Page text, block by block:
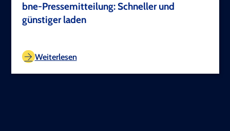
bne-Pressemitteilung: Schneller und
günstiger laden
Weiterlesen